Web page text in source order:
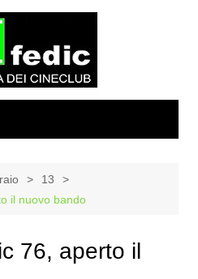
13
il nuovo bando
76, aperto il